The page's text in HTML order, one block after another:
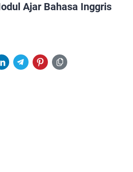
Ajar Bahasa Inggris